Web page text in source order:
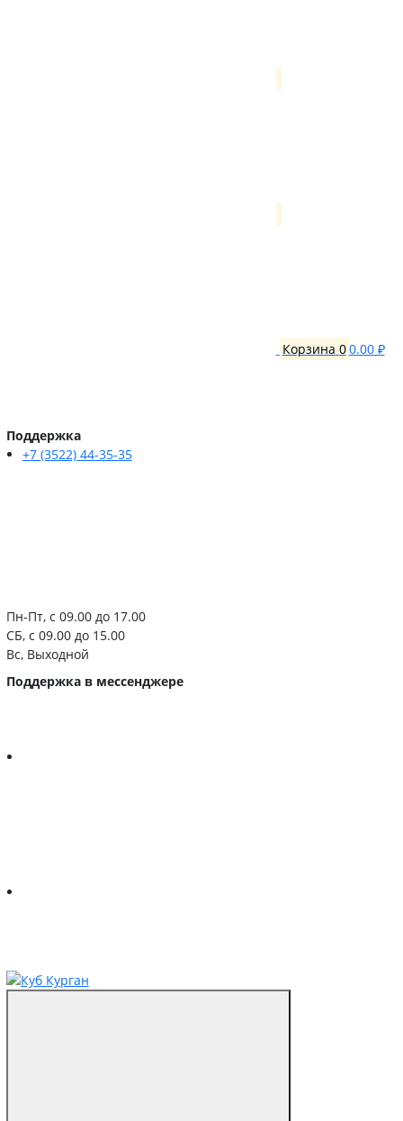
Корзина 00.00 ₽
Поддержка
+7 (3522) 44-35-35
Пн-Пт, с 09.00 до 17.00
СБ, с 09.00 до 15.00
Вс, Выходной
Поддержка в мессенджере